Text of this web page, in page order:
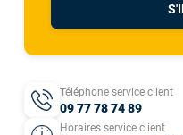
Téléphone service client
09 77 78 74 89
Horaires service client